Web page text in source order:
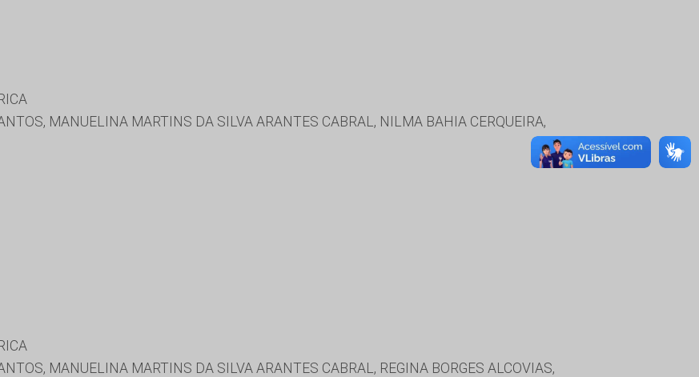
MANUELINA MARTINS DA SILVA ARANTES CABRAL, NILMA BAHIA CERQUEIRA,
MANUELINA MARTINS DA SILVA ARANTES CABRAL, REGINA BORGES ALCOVIAS,